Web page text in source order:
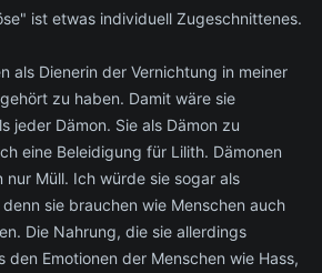
ist etwas individuell Zugeschnittenes.
als Dienerin der Vernichtung in meiner
zu haben. Damit wäre sie
jeder Dämon. Sie als Dämon zu
eine Beleidigung für Lilith. Dämonen
nur Müll. Ich würde sie sogar als
sie brauchen wie Menschen auch
Die Nahrung, die sie allerdings
den Emotionen der Menschen wie Hass,